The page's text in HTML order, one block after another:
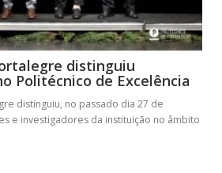
distinguiu
Politécnico de Excelência
distinguiu, no passado dia 27 de
e investigadores da instituição no âmbito